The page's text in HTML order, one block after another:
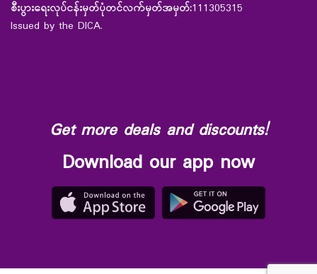
စီးပွားရေးလုပ်ငန်းမှတ်ပုံတင်လက်မှတ်အမှတ်:111305315
Issued by the DICA.
Get more deals and discounts!
Download our app now